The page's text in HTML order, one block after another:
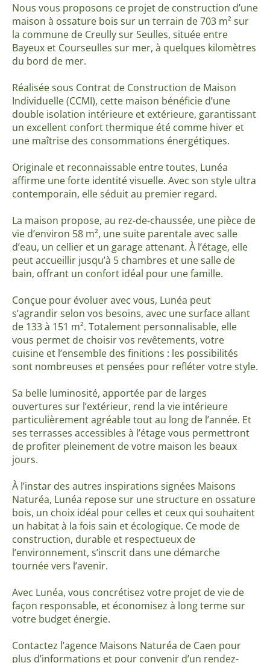
Nous vous proposons ce projet de construction d’une
maison à ossature bois sur un terrain de 703 m² sur
la commune de Creully sur Seulles, située entre
Bayeux et Courseulles sur mer, à quelques kilomètres
du bord de mer.
Réalisée sous Contrat de Construction de Maison
Individuelle (CCMI), cette maison bénéficie d’une
double isolation intérieure et extérieure, garantissant
un excellent confort thermique été comme hiver et
une maîtrise des consommations énergétiques.
Originale et reconnaissable entre toutes, Lunéa
affirme une forte identité visuelle. Avec son style ultra
contemporain, elle séduit au premier regard.
La maison propose, au rez-de-chaussée, une pièce de
vie d’environ 58 m², une suite parentale avec salle
d’eau, un cellier et un garage attenant. À l’étage, elle
peut accueillir jusqu’à 5 chambres et une salle de
bain, offrant un confort idéal pour une famille.
Conçue pour évoluer avec vous, Lunéa peut
s’agrandir selon vos besoins, avec une surface allant
de 133 à 151 m². Totalement personnalisable, elle
vous permet de choisir vos revêtements, votre
cuisine et l’ensemble des finitions : les possibilités
sont nombreuses et pensées pour refléter votre style.
Sa belle luminosité, apportée par de larges
ouvertures sur l’extérieur, rend la vie intérieure
particulièrement agréable tout au long de l’année. Et
ses terrasses accessibles à l’étage vous permettront
de profiter pleinement de votre maison les beaux
jours.
À l’instar des autres inspirations signées Maisons
Naturéa, Lunéa repose sur une structure en ossature
bois, un choix idéal pour celles et ceux qui souhaitent
un habitat à la fois sain et écologique. Ce mode de
construction, durable et respectueux de
l’environnement, s’inscrit dans une démarche
tournée vers l’avenir.
Avec Lunéa, vous concrétisez votre projet de vie de
façon responsable, et économisez à long terme sur
votre budget énergie.
Contactez l’agence Maisons Naturéa de Caen pour
plus d’informations et pour convenir d’un rendez-